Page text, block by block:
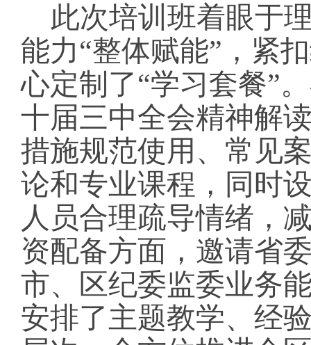
此次培训班着眼于
能力“整体赋能”，紧
心定制了“学习套餐”
十届三中全会精神解
措施规范使用、常见
论和专业课程，同时
人员合理疏导情绪，
资配备方面，邀请省
市、区纪委监委业务
安排了主题教学、经